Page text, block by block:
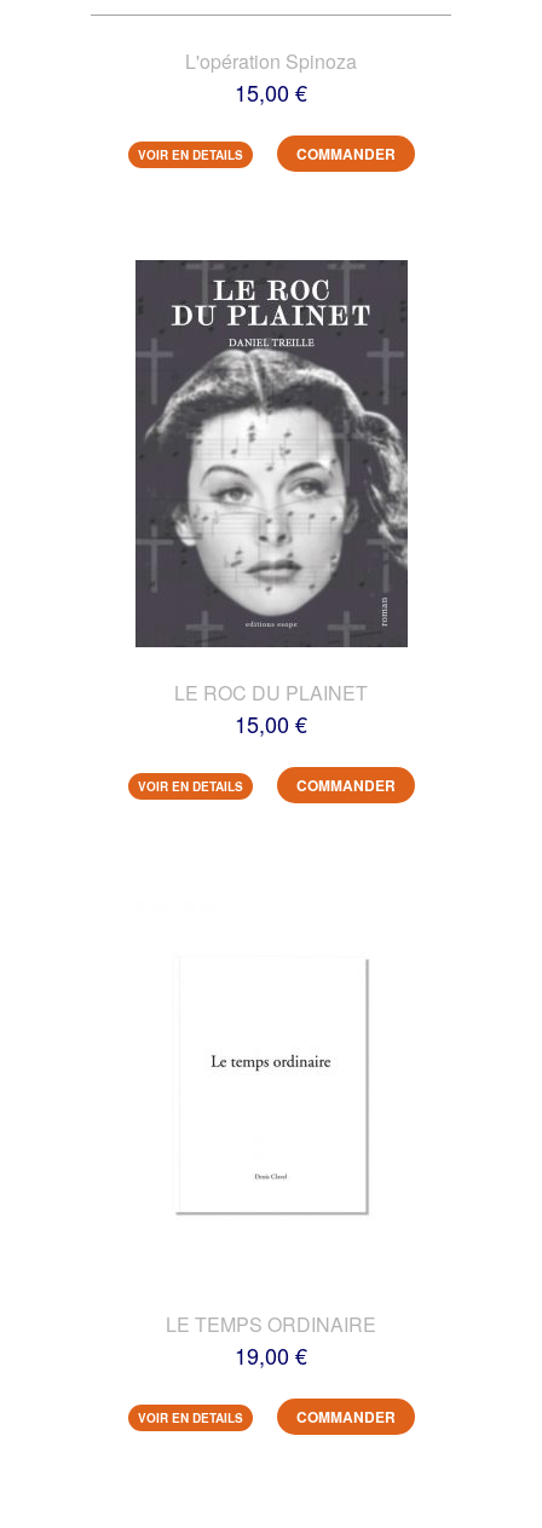
L'opération Spinoza
15,00 €
VOIR EN DETAILS COMMANDER
LE ROC DU PLAINET
15,00 €
VOIR EN DETAILS COMMANDER
LE TEMPS ORDINAIRE
19,00 €
VOIR EN DETAILS COMMANDER